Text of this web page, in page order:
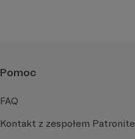
Pomoc
FAQ
Kontakt z zespołem Patronite